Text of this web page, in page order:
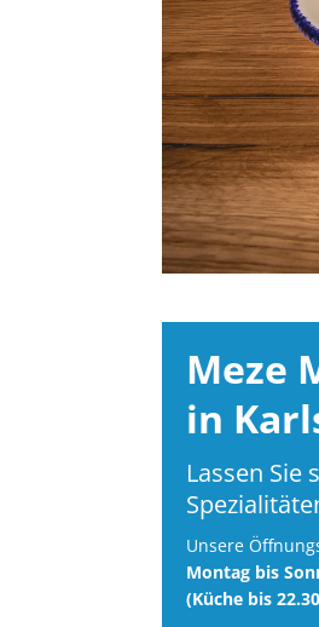
Meze
in
Lassen
Unsere
Montag bis
(Küche bis